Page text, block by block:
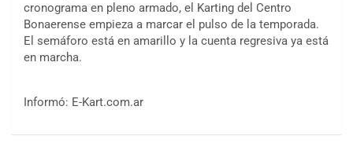
cronograma en pleno armado, el Karting del Centro
Bonaerense empieza a marcar el pulso de la temporada.
El semáforo está en amarillo y la cuenta regresiva ya está
en marcha.
Informó: E-Kart.com.ar